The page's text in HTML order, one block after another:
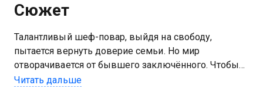
Сюжет
Талантливый шеф-повар, выйдя на свободу,
пытается вернуть доверие семьи. Но мир
отворачивается от бывшего заключённого. Чтобы
открыть собственный ресторан, он вынужден
Читать дальше